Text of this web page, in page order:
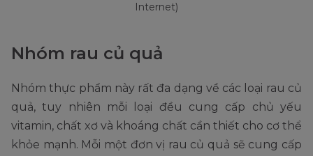
Internet)
Nhóm rau củ quả
Nhóm thực phẩm này rất đa dạng về các loại rau củ
quả, tuy nhiên mỗi loại đều cung cấp chủ yếu
vitamin, chất xơ và khoáng chất cần thiết cho cơ thể
khỏe mạnh. Mỗi một đơn vị rau củ quả sẽ cung cấp